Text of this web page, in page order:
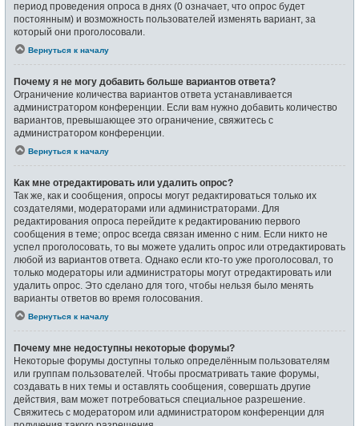
период проведения опроса в днях (0 означает, что опрос будет
постоянным) и возможность пользователей изменять вариант, за
который они проголосовали.
Вернуться к началу
Почему я не могу добавить больше вариантов ответа?
Ограничение количества вариантов ответа устанавливается
администратором конференции. Если вам нужно добавить количество
вариантов, превышающее это ограничение, свяжитесь с
администратором конференции.
Вернуться к началу
Как мне отредактировать или удалить опрос?
Так же, как и сообщения, опросы могут редактироваться только их
создателями, модераторами или администраторами. Для
редактирования опроса перейдите к редактированию первого
сообщения в теме; опрос всегда связан именно с ним. Если никто не
успел проголосовать, то вы можете удалить опрос или отредактировать
любой из вариантов ответа. Однако если кто-то уже проголосовал, то
только модераторы или администраторы могут отредактировать или
удалить опрос. Это сделано для того, чтобы нельзя было менять
варианты ответов во время голосования.
Вернуться к началу
Почему мне недоступны некоторые форумы?
Некоторые форумы доступны только определённым пользователям
или группам пользователей. Чтобы просматривать такие форумы,
создавать в них темы и оставлять сообщения, совершать другие
действия, вам может потребоваться специальное разрешение.
Свяжитесь с модератором или администратором конференции для